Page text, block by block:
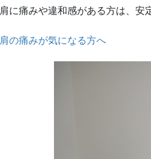
肩に痛みや違和感がある方は、安
肩の痛みが気になる方へ